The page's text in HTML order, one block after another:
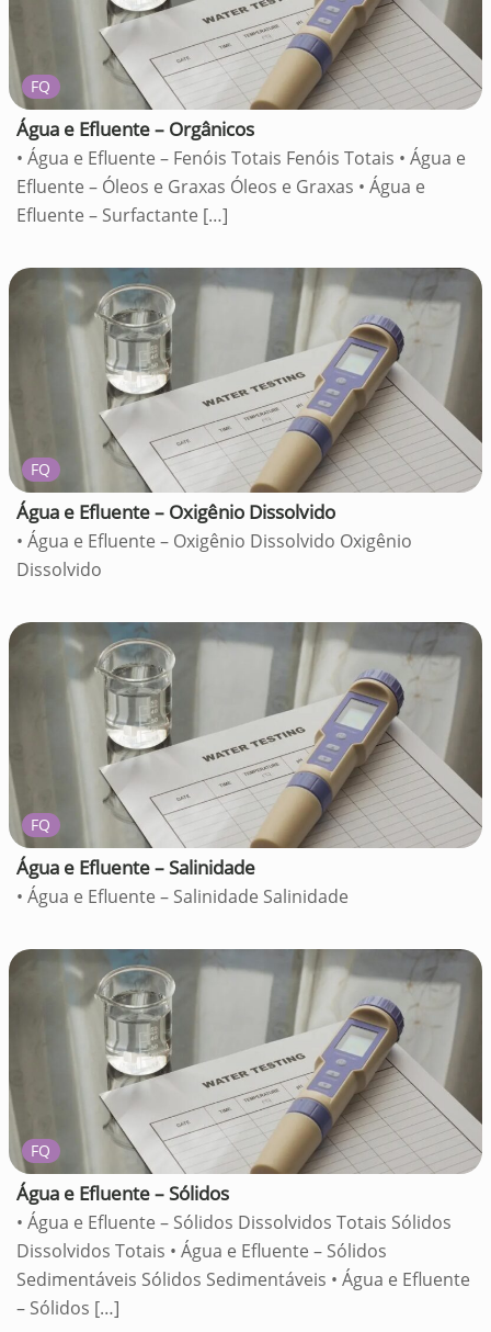
FQ
Água e Efluente – Orgânicos
• Água e Efluente – Fenóis Totais Fenóis Totais • Água e
Efluente – Óleos e Graxas Óleos e Graxas • Água e
Efluente – Surfactante […]
FQ
Água e Efluente – Oxigênio Dissolvido
• Água e Efluente – Oxigênio Dissolvido Oxigênio
Dissolvido
FQ
Água e Efluente – Salinidade
• Água e Efluente – Salinidade Salinidade
FQ
Água e Efluente – Sólidos
• Água e Efluente – Sólidos Dissolvidos Totais Sólidos
Dissolvidos Totais • Água e Efluente – Sólidos
Sedimentáveis Sólidos Sedimentáveis • Água e Efluente
– Sólidos […]